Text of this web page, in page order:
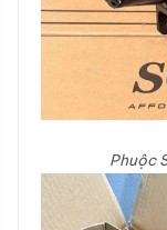
Phuộc